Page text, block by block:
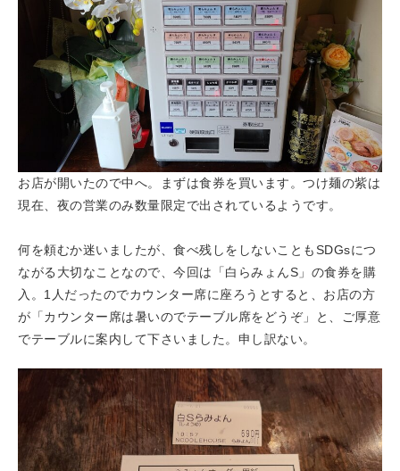
お店が開いたので中へ。まずは食券を買います。つけ麺の紫は
現在、夜の営業のみ数量限定で出されているようです。
何を頼むか迷いましたが、食べ残しをしないこともSDGsにつ
ながる大切なことなので、今回は「白らみょんS」の食券を購
入。1人だったのでカウンター席に座ろうとすると、お店の方
が「カウンター席は暑いのでテーブル席をどうぞ」と、ご厚意
でテーブルに案内して下さいました。申し訳ない。